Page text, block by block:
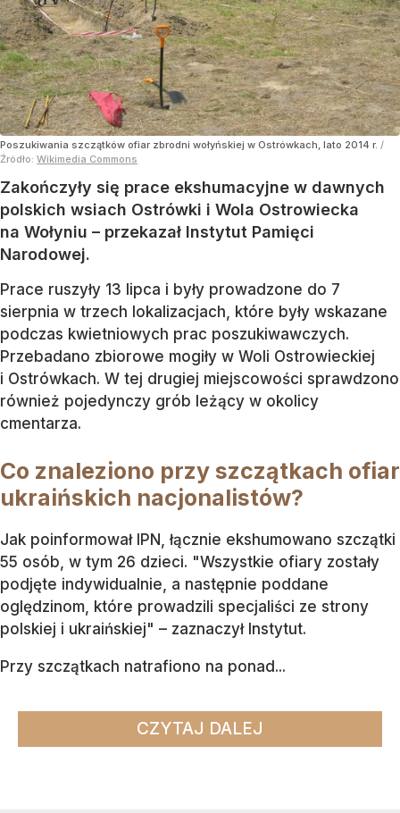
Poszukiwania szczątków ofiar zbrodni wołyńskiej w Ostrówkach, lato 2014 r. /
Źródło: Wikimedia Commons
Zakończyły się prace ekshumacyjne w dawnych
polskich wsiach Ostrówki i Wola Ostrowiecka
na Wołyniu – przekazał Instytut Pamięci
Narodowej.
Prace ruszyły 13 lipca i były prowadzone do 7
sierpnia w trzech lokalizacjach, które były wskazane
podczas kwietniowych prac poszukiwawczych.
Przebadano zbiorowe mogiły w Woli Ostrowieckiej
i Ostrówkach. W tej drugiej miejscowości sprawdzono
również pojedynczy grób leżący w okolicy
cmentarza.
Co znaleziono przy szczątkach ofiar
ukraińskich nacjonalistów?
Jak poinformował IPN, łącznie ekshumowano szczątki
55 osób, w tym 26 dzieci. "Wszystkie ofiary zostały
podjęte indywidualnie, a następnie poddane
oględzinom, które prowadzili specjaliści ze strony
polskiej i ukraińskiej" – zaznaczył Instytut.
Przy szczątkach natrafiono na ponad...
CZYTAJ DALEJ